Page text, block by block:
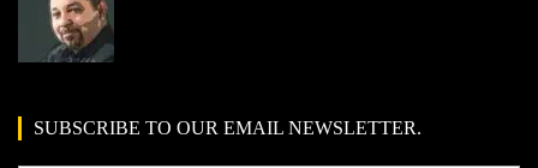
SUBSCRIBE TO OUR EMAIL NEWSLETTER.